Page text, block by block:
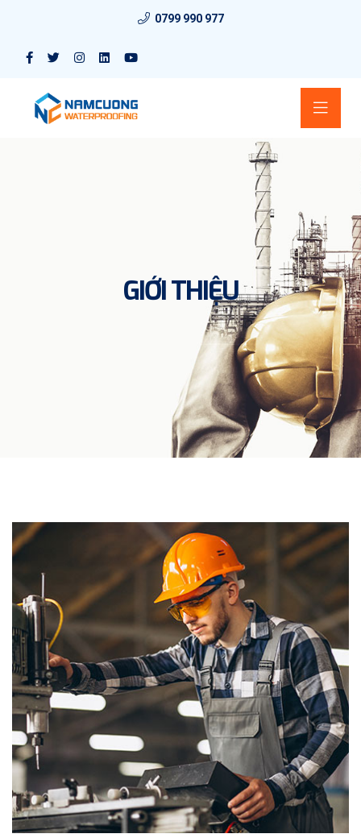
0799 990 977
GIỚI THIỆU